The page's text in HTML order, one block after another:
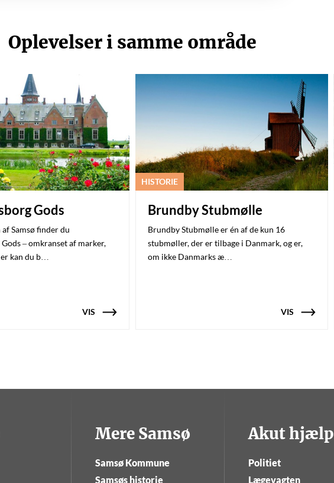
Oplevelser i samme område
Gods
af Samsø finder du
– omkranset af marker,
kan du b…
VIS
HISTORIE
Brundby Stubmølle
Brundby Stubmølle er én af de kun 16
stubmøller, der er tilbage i Danmark, og er,
om ikke Danmarks æ…
VIS
Mere Samsø
Samsø Kommune
Samsøs historie
Akut hjælp
Politiet
Lægevagten